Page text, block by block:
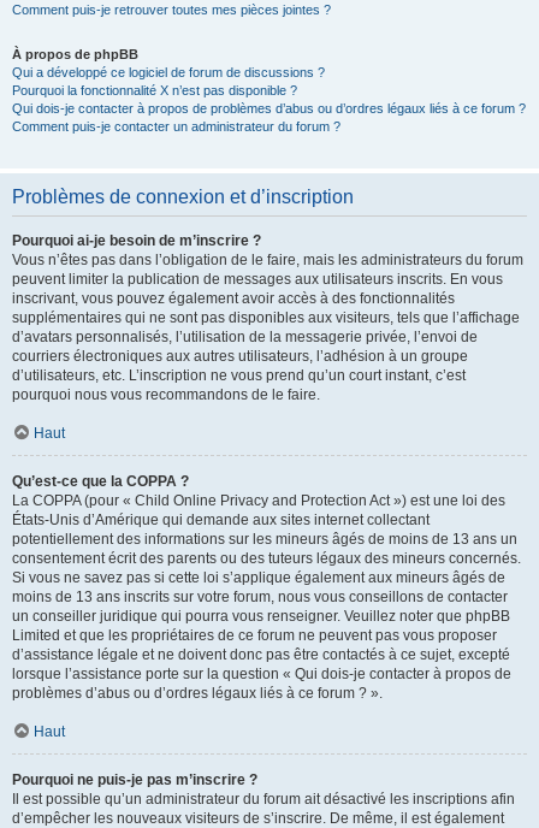
Comment puis-je retrouver toutes mes pièces jointes ?
À propos de phpBB
Qui a développé ce logiciel de forum de discussions ?
Pourquoi la fonctionnalité X n’est pas disponible ?
Qui dois-je contacter à propos de problèmes d’abus ou d’ordres légaux liés à ce forum ?
Comment puis-je contacter un administrateur du forum ?
Problèmes de connexion et d’inscription
Pourquoi ai-je besoin de m’inscrire ?
Vous n’êtes pas dans l’obligation de le faire, mais les administrateurs du forum
peuvent limiter la publication de messages aux utilisateurs inscrits. En vous
inscrivant, vous pouvez également avoir accès à des fonctionnalités
supplémentaires qui ne sont pas disponibles aux visiteurs, tels que l’affichage
d’avatars personnalisés, l’utilisation de la messagerie privée, l’envoi de
courriers électroniques aux autres utilisateurs, l’adhésion à un groupe
d’utilisateurs, etc. L’inscription ne vous prend qu’un court instant, c’est
pourquoi nous vous recommandons de le faire.
Haut
Qu’est-ce que la COPPA ?
La COPPA (pour « Child Online Privacy and Protection Act ») est une loi des
États-Unis d’Amérique qui demande aux sites internet collectant
potentiellement des informations sur les mineurs âgés de moins de 13 ans un
consentement écrit des parents ou des tuteurs légaux des mineurs concernés.
Si vous ne savez pas si cette loi s’applique également aux mineurs âgés de
moins de 13 ans inscrits sur votre forum, nous vous conseillons de contacter
un conseiller juridique qui pourra vous renseigner. Veuillez noter que phpBB
Limited et que les propriétaires de ce forum ne peuvent pas vous proposer
d’assistance légale et ne doivent donc pas être contactés à ce sujet, excepté
lorsque l’assistance porte sur la question « Qui dois-je contacter à propos de
problèmes d’abus ou d’ordres légaux liés à ce forum ? ».
Haut
Pourquoi ne puis-je pas m’inscrire ?
Il est possible qu’un administrateur du forum ait désactivé les inscriptions afin
d’empêcher les nouveaux visiteurs de s’inscrire. De même, il est également